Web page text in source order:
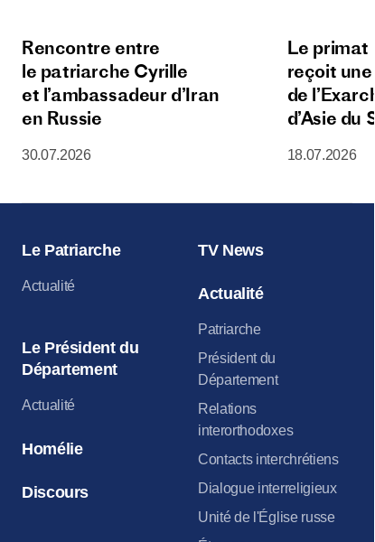
Rencontre entre
le patriarche Cyrille
et l’ambassadeur d’Iran
en Russie
30.07.2026
Le primat
reçoit
de
d’Asie du
18.07.2026
Le Patriarche
Actualité
Le Président du
Département
Actualité
Homélie
Discours
TV News
Actualité
Patriarche
Président du
Département
Relations
interorthodoxes
Contacts interchrétiens
Dialogue interreligieux
Unité de l'Église russe